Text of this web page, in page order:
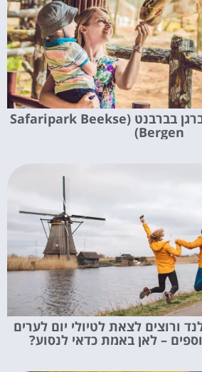
ספארי פארק ביקס ברגן בברבנט (Safaripark Beekse
Bergen)
ורוצים לצאת לטיולי יום לערים
– לאן באמת כדאי לנסוע?